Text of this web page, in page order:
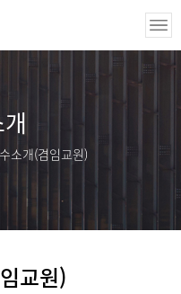
소개(겸임교원)
교원)